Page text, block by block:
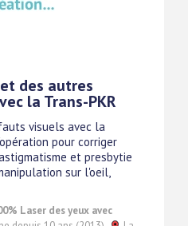
des autres
la Trans-PKR
visuels avec la
pour corriger
et presbytie
sur l'oeil,
Laser des yeux avec